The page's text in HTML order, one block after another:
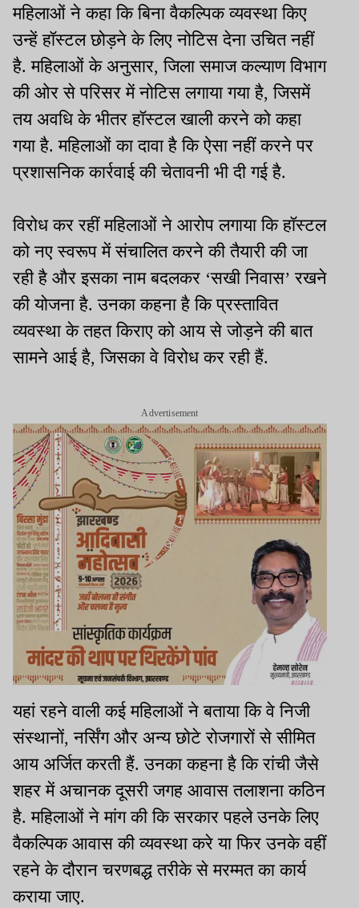
महिलाओं ने कहा कि बिना वैकल्पिक व्यवस्था किए
उन्हें हॉस्टल छोड़ने के लिए नोटिस देना उचित नहीं
है. महिलाओं के अनुसार, जिला समाज कल्याण विभाग
की ओर से परिसर में नोटिस लगाया गया है, जिसमें
तय अवधि के भीतर हॉस्टल खाली करने को कहा
गया है. महिलाओं का दावा है कि ऐसा नहीं करने पर
प्रशासनिक कार्रवाई की चेतावनी भी दी गई है.
विरोध कर रहीं महिलाओं ने आरोप लगाया कि हॉस्टल
को नए स्वरूप में संचालित करने की तैयारी की जा
रही है और इसका नाम बदलकर ‘सखी निवास’ रखने
की योजना है. उनका कहना है कि प्रस्तावित
व्यवस्था के तहत किराए को आय से जोड़ने की बात
सामने आई है, जिसका वे विरोध कर रही हैं.
Advertisement
यहां रहने वाली कई महिलाओं ने बताया कि वे निजी
संस्थानों, नर्सिंग और अन्य छोटे रोजगारों से सीमित
आय अर्जित करती हैं. उनका कहना है कि रांची जैसे
शहर में अचानक दूसरी जगह आवास तलाशना कठिन
है. महिलाओं ने मांग की कि सरकार पहले उनके लिए
वैकल्पिक आवास की व्यवस्था करे या फिर उनके वहीं
रहने के दौरान चरणबद्ध तरीके से मरम्मत का कार्य
कराया जाए.